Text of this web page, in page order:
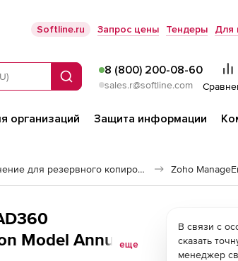
Softline.ru Запрос цены Тендеры Для
Поиск
8 (800) 200-08-60
sales.r@softline.com
организаций Защита информации
Программное обеспечение для резервного копирования Zoho
Model Annual),
еще
В связи с
сказать
менеджер